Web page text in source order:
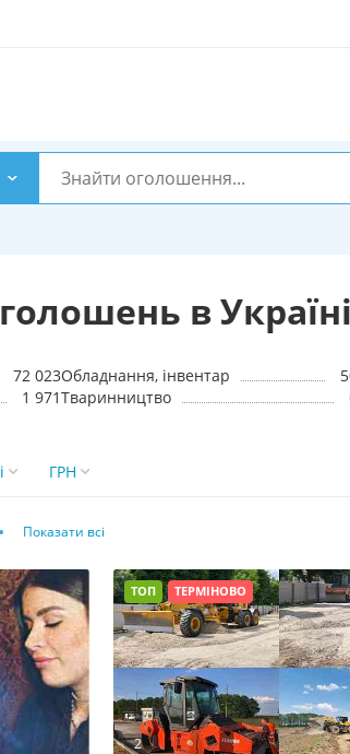
в Україні
72 023Обладнання, інвентар
1 971Тваринництво
ГРН
Показати всі
ТОП ТЕРМІНОВО
2